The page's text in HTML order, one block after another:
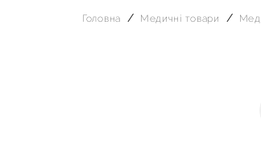
Головна Медичні товари